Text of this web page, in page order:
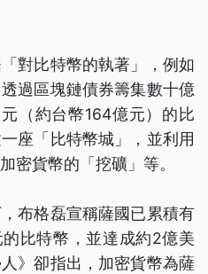
對比特幣的執著」，例如
過區塊鏈債券籌集數十億
（約台幣164億元）的比
座「比特幣城」，並利用
密貨幣的「挖礦」等。
布格磊宣稱薩國已累積有
比特幣，並達成約2億美
》卻指出，加密貨幣為薩